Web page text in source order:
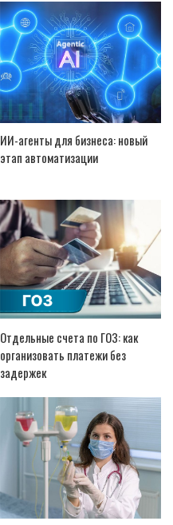
ИИ-агенты для бизнеса: новый
этап автоматизации
Отдельные счета по ГОЗ: как
организовать платежи без
задержек